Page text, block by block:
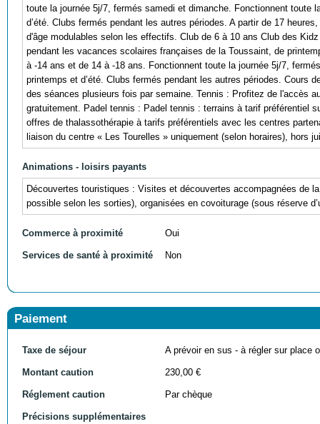
toute la journée 5j/7, fermés samedi et dimanche. Fonctionnent
d’été. Clubs fermés pendant les autres périodes. A partir de 17
d'âge modulables selon les effectifs. Club de 6 à 10 ans Club des
pendant les vacances scolaires françaises de la Toussaint, de
à -14 ans et de 14 à -18 ans. Fonctionnent toute la journée 5j/7,
printemps et d’été. Clubs fermés pendant les autres périodes.
des séances plusieurs fois par semaine. Tennis : Profitez de l'accès
gratuitement. Padel tennis : Padel tennis : terrains à tarif préférentiel
offres de thalassothérapie à tarifs préférentiels avec les centres
liaison du centre « Les Tourelles » uniquement (selon horaires), hors
Animations - loisirs payants
Découvertes touristiques : Visites et découvertes accompagnées de
possible selon les sorties), organisées en covoiturage (sous réserve
Commerce à proximité Oui
Services de santé à proximité Non
Paiement
Taxe de séjour A prévoir en sus - à régler sur place
Montant caution 230,00 €
Réglement caution Par chèque
Précisions supplémentaires